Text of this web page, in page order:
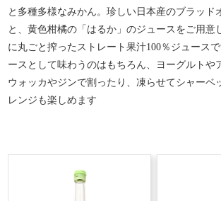
と多種多様なみかん。珍しい日本産のブラッド
と、黄色柑橘の「はるか」のジュースをご用意
に丸ごと搾ったストレート果汁100％ジュース
ースとして味わうのはもちろん、ヨーグルトや
ウォッカやジンで割ったり、凍らせてシャーベ
レンジも楽しめます